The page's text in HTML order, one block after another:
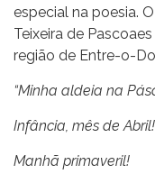
especial na poesia.
Teixeira de
região de Entre-o-
“Minha aldeia na
Infância, mês de Abril!
Manhã primaveril!